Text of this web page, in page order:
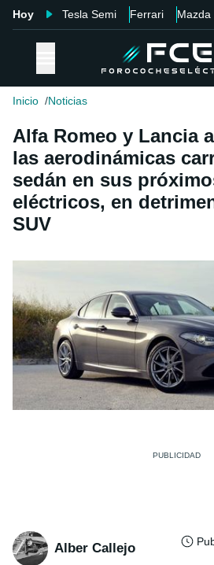
Hoy Tesla Semi Ferrari Mazda
Inicio Noticias
Alfa Romeo y Lancia
las aerodinámicas
sedán en sus
eléctricos, en
SUV
Alber Callejo